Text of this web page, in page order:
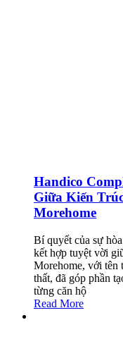
Handico
Giữa Kiến
Morehome
Bí quyết của sự
kết hợp tuyệt vời
Morehome, với tên
thất, đã góp phần
từng căn hộ
Read More